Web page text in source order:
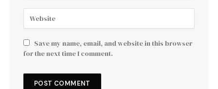
Save my name, email, and website in this browser
for the next time I comment.